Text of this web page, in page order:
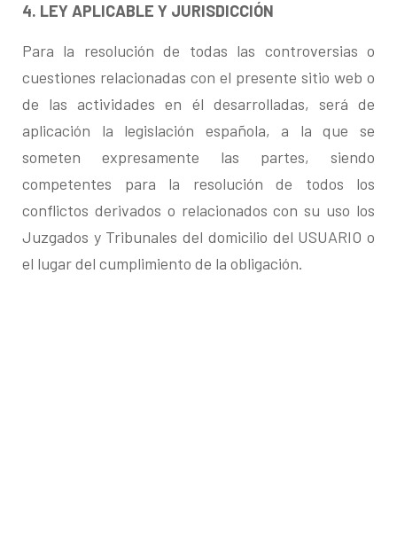
4. LEY APLICABLE Y JURISDICCIÓN
Para la resolución de todas las controversias o
cuestiones relacionadas con el presente sitio web o
de las actividades en él desarrolladas, será de
aplicación la legislación española, a la que se
someten expresamente las partes, siendo
competentes para la resolución de todos los
conflictos derivados o relacionados con su uso los
Juzgados y Tribunales del domicilio del USUARIO o
el lugar del cumplimiento de la obligación.